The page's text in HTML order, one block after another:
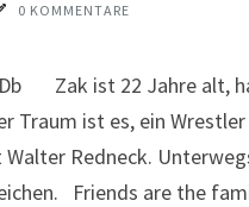
0 KOMMENTARE
Zak ist 22 Jahre alt,
ist es, ein
Redneck.
Friends are the